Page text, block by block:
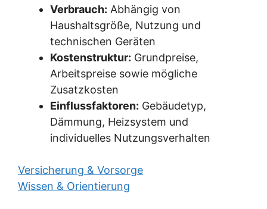
Verbrauch: Abhängig von
Haushaltsgröße, Nutzung und
technischen Geräten
Kostenstruktur: Grundpreise,
Arbeitspreise sowie mögliche
Zusatzkosten
Einflussfaktoren: Gebäudetyp,
Dämmung, Heizsystem und
individuelles Nutzungsverhalten
Versicherung & Vorsorge
Wissen & Orientierung